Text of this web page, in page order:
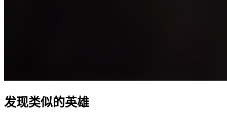
发现类似的英雄